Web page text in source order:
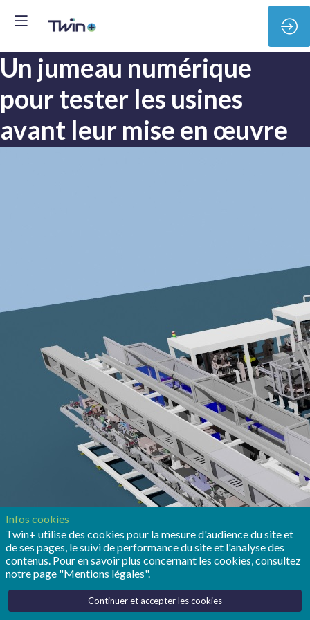
Un jumeau numérique
pour tester les usines
avant leur mise en œuvre
Infos cookies
Twin+ utilise des cookies pour la mesure d'audience du site et
de ses pages, le suivi de performance du site et l'analyse des
contenus. Pour en savoir plus concernant les cookies, consultez
notre page "Mentions légales".
Continuer et accepter les cookies